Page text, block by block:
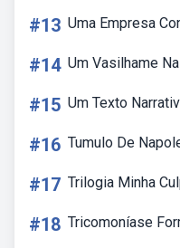
#13 Uma Empresa
#14 Um Vasilhame
#15 Um Texto
#16 Tumulo De
#17 Trilogia Minha
#18 Tricomoníase